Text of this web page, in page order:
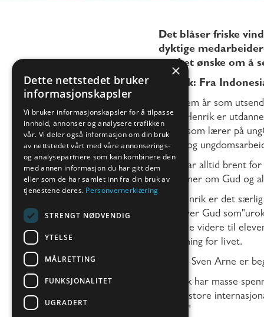
Det blåser friske
dyktige
med et ønske om å
Henrik: Fra
Etter fem år som
Oslo. Henrik er
rollen som lærer på
barne-og
– Jeg har alltid brent
lærer mer om Gud og
For Henrik er det
beskriver Gud
formidle videre til
og retning for livet.
Rektor Sven Arne er
"Henrik har masse
på det store
bra fyr."
×
Dette nettstedet bruker
informasjonskapsler
Vi bruker informasjonskapsler for å tilpasse
innhold, annonser og analysere trafikken
vår. Vi deler også informasjon om din bruk
av nettstedet vårt med våre annonserings-
og analysepartnere som kan kombinere den
med annen informasjon du har gitt dem
eller som de har samlet inn fra din bruk av
tjenestene deres. Personvernerklæring
STRENGT NØDVENDIG
YTELSE
MÅLRETTING
FUNKSJONALITET
UGRADERT